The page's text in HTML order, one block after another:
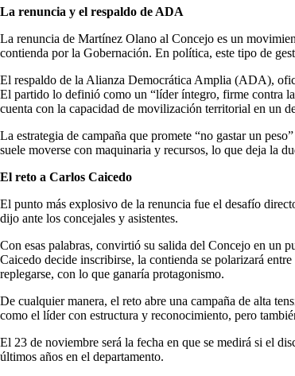
La renuncia y el respaldo de ADA
La renuncia de Martínez Olano al Concejo es un
contienda por la Gobernación. En política, este tipo de
El respaldo de la Alianza Democrática Amplia (ADA),
El partido lo definió como un “líder íntegro, firme contra
cuenta con la capacidad de movilización territorial en un
La estrategia de campaña que promete “no gastar un
suele moverse con maquinaria y recursos, lo que deja la
El reto a Carlos Caicedo
El punto más explosivo de la renuncia fue el desafío
dijo ante los concejales y asistentes.
Con esas palabras, convirtió su salida del Concejo en un
Caicedo decide inscribirse, la contienda se polarizará
replegarse, con lo que ganaría protagonismo.
De cualquier manera, el reto abre una campaña de alta
como el líder con estructura y reconocimiento, pero
El 23 de noviembre será la fecha en que se medirá si el
últimos años en el departamento.